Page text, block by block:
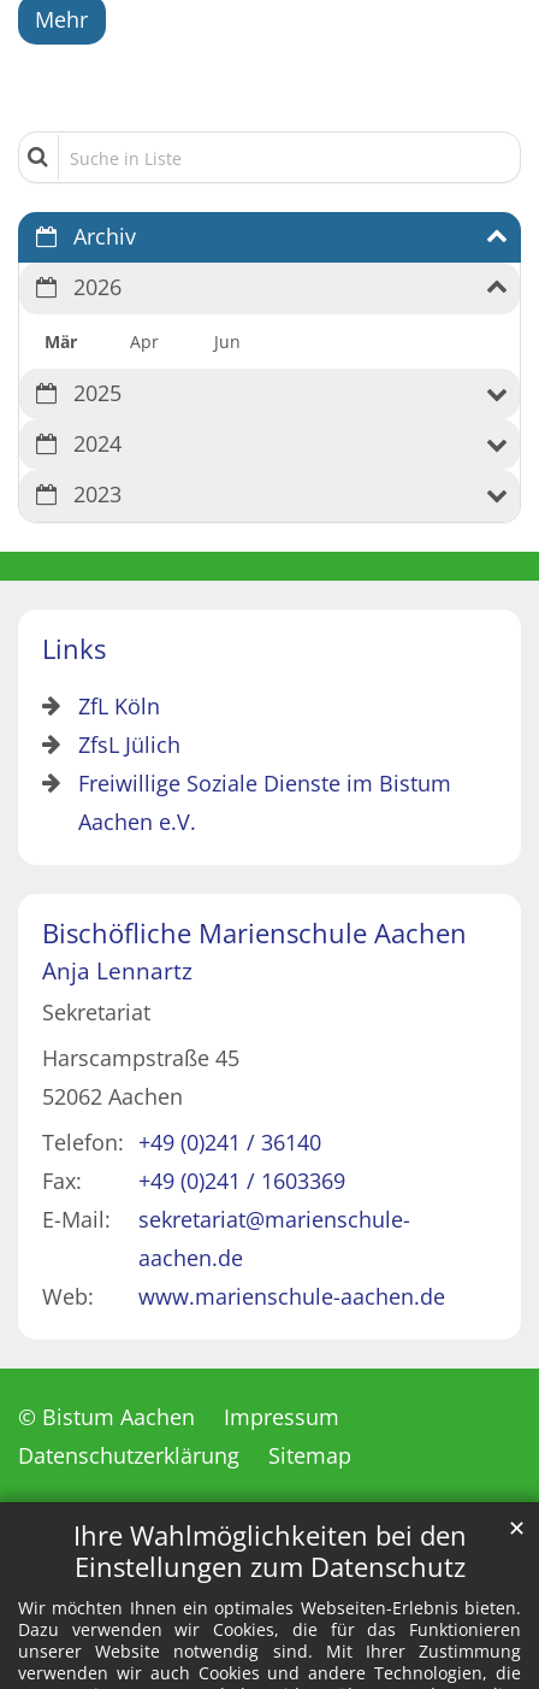
Ihre Wahlmöglichkeiten bei den
Einstellungen zum Datenschutz
Wir möchten Ihnen ein optimales Webseiten-Erlebnis bieten.
Dazu verwenden wir Cookies, die für das Funktionieren
unserer Website notwendig sind. Mit Ihrer Zustimmung
verwenden wir auch Cookies und andere Technologien, die
✕
Mehr
Suche in Liste
Archiv
2026
Mär Apr Jun
2025
2024
2023
Links
ZfL Köln
ZfsL Jülich
Freiwillige Soziale Dienste im Bistum
Aachen e.V.
Bischöfliche Marienschule Aachen
Anja Lennartz
Sekretariat
Harscampstraße 45
52062 Aachen
Telefon: +49 (0)241 / 36140
Fax:
+49 (0)241 / 1603369
E-Mail:
sekretariat@marienschule-
aachen.de
Web:
www.marienschule-aachen.de
© Bistum Aachen
Impressum
Datenschutzerklärung
Sitemap